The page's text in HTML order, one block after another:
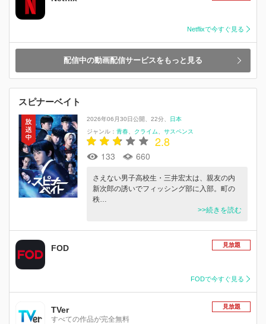
Netflixで今すぐ見る
配信中の動画配信サービスをもっと見る
スピナーベイト
2026年06月30日公開 22分
日本
ジャンル： 青春 クライム サスペンス
2.8
133 660
さえない男子高校生・三井宏太は、親友の内
新次郎の誘いでフィッシング部に入部。町の
秩…
>>続きを読む
FOD 見放題
FODで今すぐ見る
TVer
すべての作品が完全無料
見放題